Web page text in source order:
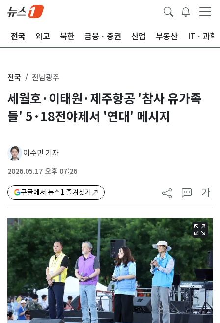
전국 외교 북한 금융ㆍ증권 산업 부동산 ITㆍ과학
전국 전남광주
세월호·이태원·제주항공 '참사 유가족
들' 5·18전야제서 '연대' 메시지
이수민 기자
2026.05.17 오후 07:26
구글에서 뉴스1 즐겨찾기 가